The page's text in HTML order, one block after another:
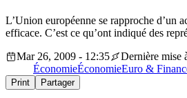
L’Union européenne se rapproche d’un
efficace. C’est ce qu’ont indiqué des
Mar 26, 2009 - 12:35
Dernière mise
ÉconomieÉconomieEuro &
Print Partager